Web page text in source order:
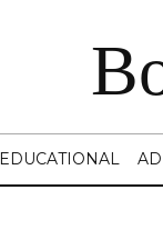
EDUCATIONAL